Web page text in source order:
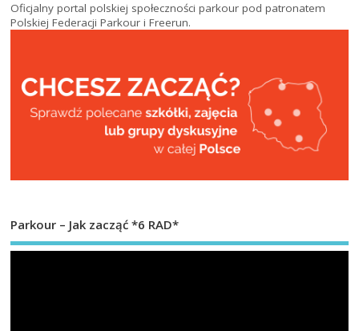
Oficjalny portal polskiej społeczności parkour pod patronatem
Polskiej Federacji Parkour i Freerun.
Parkour – Jak zacząć *6 RAD*